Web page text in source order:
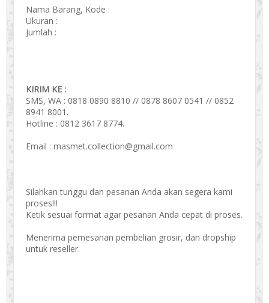
Nama Barang, Kode :
Ukuran :
Jumlah :
KIRIM KE :
SMS, WA : 0818 0890 8810 // 0878 8607 0541 // 0852
8941 8001.
Hotline : 0812 3617 8774.
Email : masmet.collection@gmail.com
Silahkan tunggu dan pesanan Anda akan segera kami
proses!!!
Ketik sesuai format agar pesanan Anda cepat di proses.
Menerima pemesanan pembelian grosir, dan dropship
untuk reseller.